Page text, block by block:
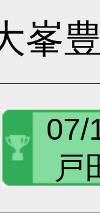
峯豊
07/
戸